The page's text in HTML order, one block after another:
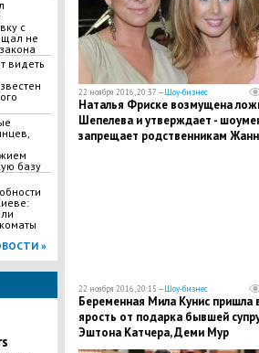
с
не
видеть
базу
»
22 ноября 2016, 20:37 —Шоу-бизнес
Наталья Фриске возмущена
Шепелева и утверждает -
запрещает родственникам
22 ноября 2016, 20:15 —Шоу-бизнес
Беременная Мила Кунис пришла
ярость от подарка бывшей
Эштона Катчера, Деми Мур